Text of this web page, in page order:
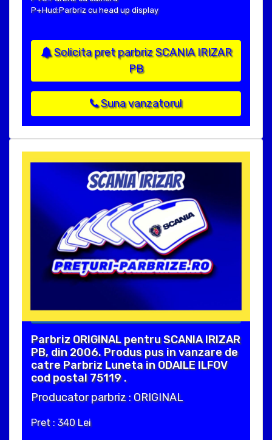
P+Hud:Parbriz cu head up display
Solicita pret parbriz SCANIA IRIZAR
PB
Suna vanzatorul
Parbriz ORIGINAL pentru SCANIA IRIZAR
PB, din 2006. Produs pus in vanzare de
catre Parbriz Luneta in ODAILE ILFOV
cod postal 75119 .
Producator parbriz : ORIGINAL
Pret : 340 Lei